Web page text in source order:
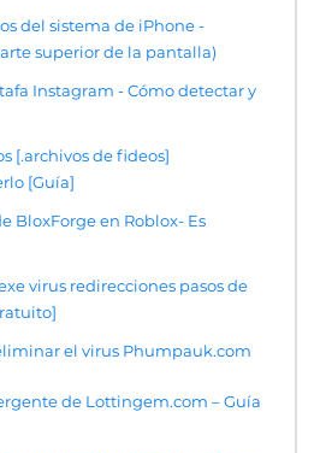
del sistema de iPhone -
superior de la pantalla)
Instagram - Cómo detectar y
[.archivos de fideos]
[Guía]
BloxForge en Roblox- Es
virus redirecciones pasos de
el virus Phumpauk.com
de Lottingem.com – Guía